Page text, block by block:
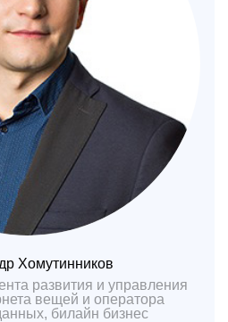
Хомутинников
развития и управления
вещей и оператора
билайн бизнес